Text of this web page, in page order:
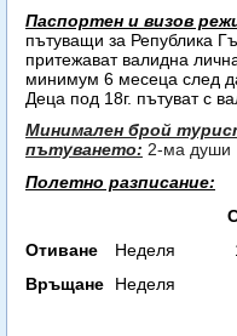
Паспортен и визов
пътуващи за Република
притежават валидна
минимум 6 месеца след
Деца под 18г. пътуват с
Минимален брой
пътуването: 2-ма души
Полетно разписание:
Отиване
Неделя
Връщане
Неделя